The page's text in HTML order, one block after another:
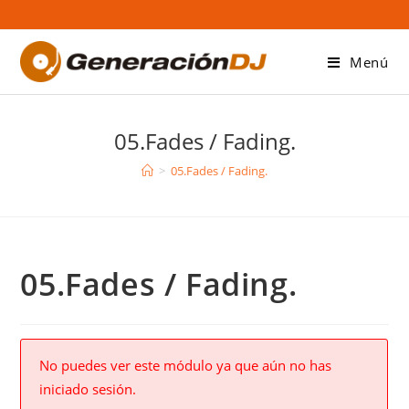
al
contenido
Menú
05.Fades / Fading.
> 05.Fades / Fading.
05.Fades / Fading.
No puedes ver este módulo ya que aún no has
iniciado sesión.